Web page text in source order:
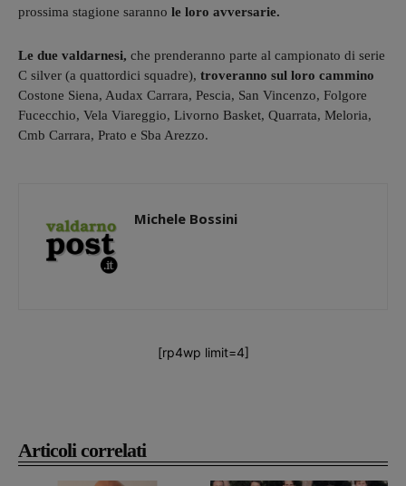
Articoli correlati
prossima stagione saranno le loro avversarie.
Le due valdarnesi, che prenderanno parte al campionato di serie
C silver (a quattordici squadre), troveranno sul loro cammino
Costone Siena, Audax Carrara, Pescia, San Vincenzo, Folgore
Fucecchio, Vela Viareggio, Livorno Basket, Quarrata, Meloria,
Cmb Carrara, Prato e Sba Arezzo.
Michele Bossini
[rp4wp limit=4]